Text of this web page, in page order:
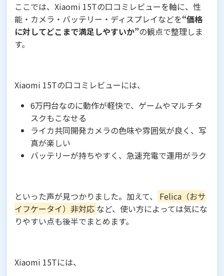
ここでは、Xiaomi 15Tの口コミレビューを軸に、性
能・カメラ・バッテリー・ディスプレイなどを“価格
に対してどこまで満足しやすいか”の観点で整理しま
す。
Xiaomi 15Tの口コミレビューには、
6万円台なのに動作が軽快で、ゲームやマルチタ
スクもこなせる
ライカ共同開発カメラの色味や雰囲気が良く、写
真が楽しい
バッテリーが持ちやすく、急速充電で運用がラク
といった声が見つかりました。加えて、
Felica（おサ
イフケータイ）非対応 など、使い方によっては気にな
りやすい点も後半でまとめます。
Xiaomi 15Tには、